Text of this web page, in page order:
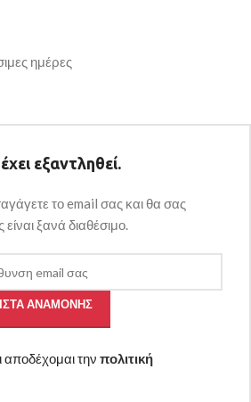
ημέρες
εξαντληθεί.
το email σας και θα σας
ξανά διαθέσιμο.
ΑΝΑΜΟΝΉΣ
την πολιτική